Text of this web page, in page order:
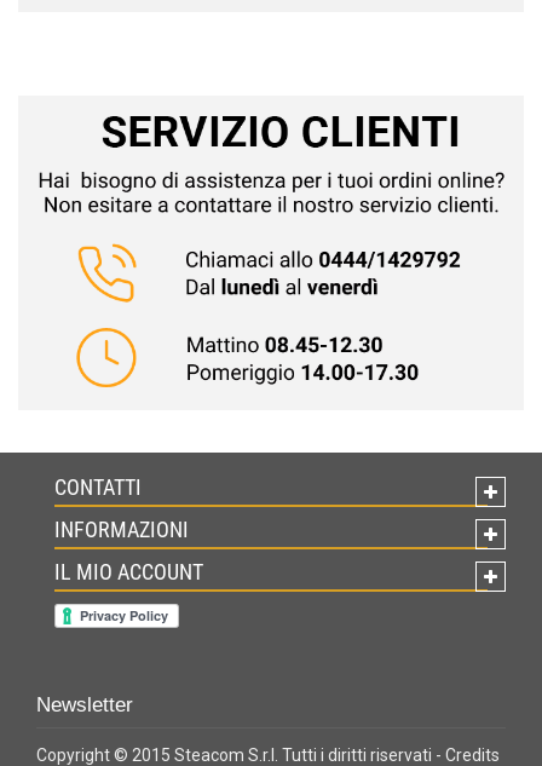
CONTATTI
INFORMAZIONI
IL MIO ACCOUNT
Newsletter
Copyright © 2015 Steacom S.r.l. Tutti i diritti riservati - Credits